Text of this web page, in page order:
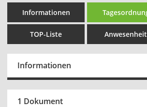
Informationen
TOP-Liste Anwesenheit
Informationen
1 Dokument